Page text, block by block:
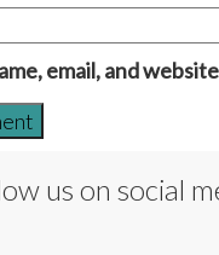
email, and
us on social